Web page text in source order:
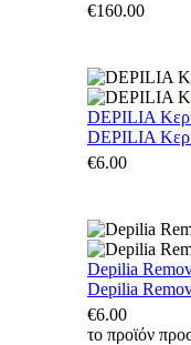
€160.00
DEPILIA
DEPILIA
€6.00
Depilia
Depilia
€6.00
το προϊόν